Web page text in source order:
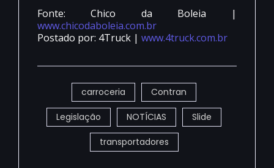
Fonte: Chico da Boleia |
www.chicodaboleia.com.br
Postado por: 4Truck | www.4truck.com.br
carroceria Contran
Legislação NOTÍCIAS Slide
transportadores